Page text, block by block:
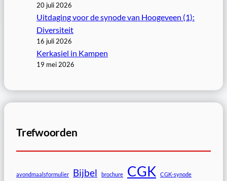
20 juli 2026
Uitdaging voor de synode van Hoogeveen (1):
Diversiteit
16 juli 2026
Kerkasiel in Kampen
19 mei 2026
Trefwoorden
avondmaalsformulier Bijbel brochure CGK CGK-synode